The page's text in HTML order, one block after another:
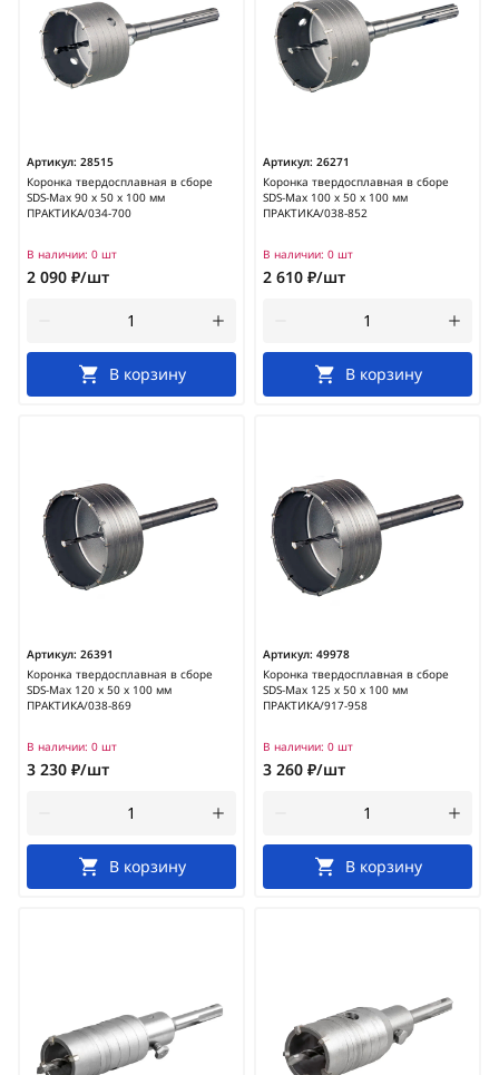
Артикул: 28515
Коронка твердосплавная в сборе
SDS-Max 90 х 50 х 100 мм
ПРАКТИКА/034-700
В наличии: 0 шт
2 090 ₽/шт
В корзину
Артикул: 26271
Коронка твердосплавная в сборе
SDS-Max 100 х 50 х 100 мм
ПРАКТИКА/038-852
В наличии: 0 шт
2 610 ₽/шт
В корзину
Артикул: 26391
Коронка твердосплавная в сборе
SDS-Max 120 х 50 х 100 мм
ПРАКТИКА/038-869
В наличии: 0 шт
3 230 ₽/шт
В корзину
Артикул: 49978
Коронка твердосплавная в сборе
SDS-Max 125 х 50 х 100 мм
ПРАКТИКА/917-958
В наличии: 0 шт
3 260 ₽/шт
В корзину